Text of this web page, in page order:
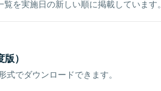
を実施日の新しい順に掲載しています。
）
でダウンロードできます。